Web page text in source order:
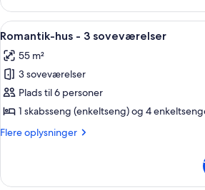
hus
3
Indlæs
alle
billeder
af
Romantik-
hus
-
19
Romantik-hus - 3 soveværelser
55 m²
3 soveværelser
Plads til 6 personer
1 skabsseng (enkeltseng) og 4
Flere oplysninger
Flere
hus